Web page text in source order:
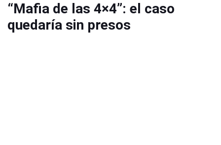
“Mafia de las 4×4”: el caso
quedaría sin presos